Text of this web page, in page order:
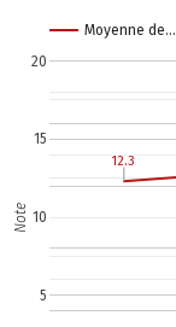
Moyenne de…
5
10
15
20
12.3
12.3
Note